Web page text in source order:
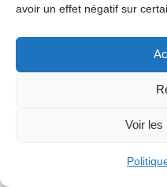
avoir un effet négatif sur
Voir les